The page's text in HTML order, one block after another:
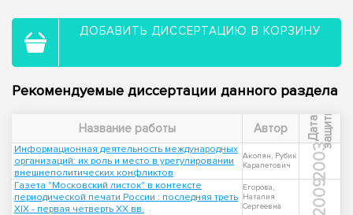
ДОБАВИТЬ ДИССЕРТАЦИЮ В КОРЗИНУ
Рекомендуемые диссертации данного раздела
Название работы Автор Д
а
т
а
з
а
щ
и
т ы
Информационная деятельность международных
организаций: их роль и место в урегулировании
внешнеполитических конфликтов
Акопян, Рубик
Карапетович
2003
Газета "Московский листок" в контексте
периодической печати России : последняя треть
XIX - первая четверть XX вв.
Егорова,
Наталия
Сергеевна
2009